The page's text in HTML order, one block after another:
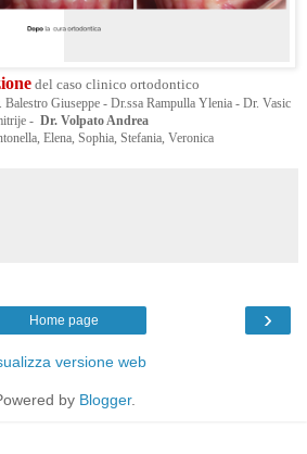
del caso clinico ortodontico
Balestro Giuseppe - Dr.ssa Rampulla Ylenia - Dr. Vasic
- Dr. Volpato Andrea
Elena, Sophia, Stefania, Veronica
›
Home page
versione web
by Blogger.